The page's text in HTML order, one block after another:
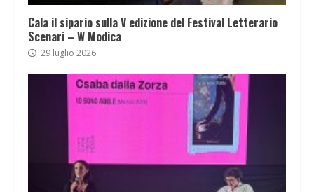
Cala il sipario sulla V edizione del Festival Letterario
Scenari – W Modica
29 luglio 2026